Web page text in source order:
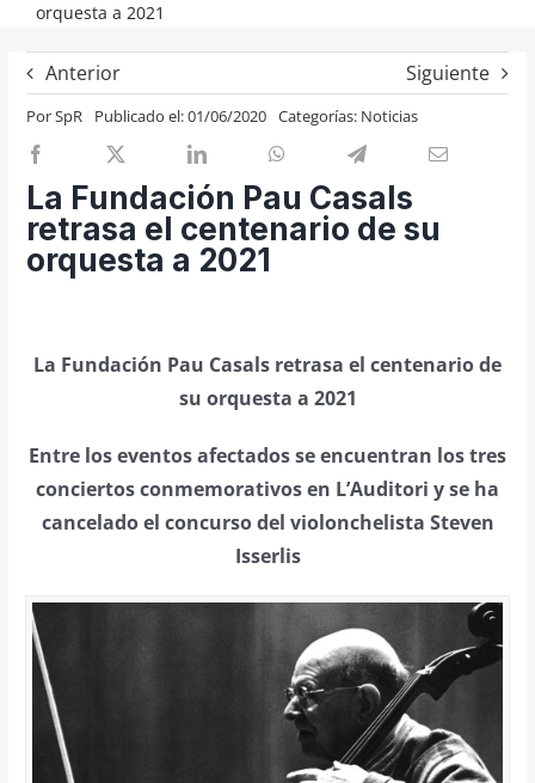
Crítica
Previos de ópera
Entrevistas
Recomendación
Cosas de Beckmesser
Nosotros y privacidad
Buscar:
orquesta a 2021
Anterior Siguiente
PorSpR Publicado el: 01/06/2020 Categorías: Noticias
La Fundación Pau Casals
retrasa el centenario de su
orquesta a 2021
La Fundación Pau Casals retrasa el centenario de
su orquesta a 2021
Entre los eventos afectados se encuentran los tres
conciertos conmemorativos en L’Auditori y se ha
cancelado el concurso del violonchelista Steven
Isserlis